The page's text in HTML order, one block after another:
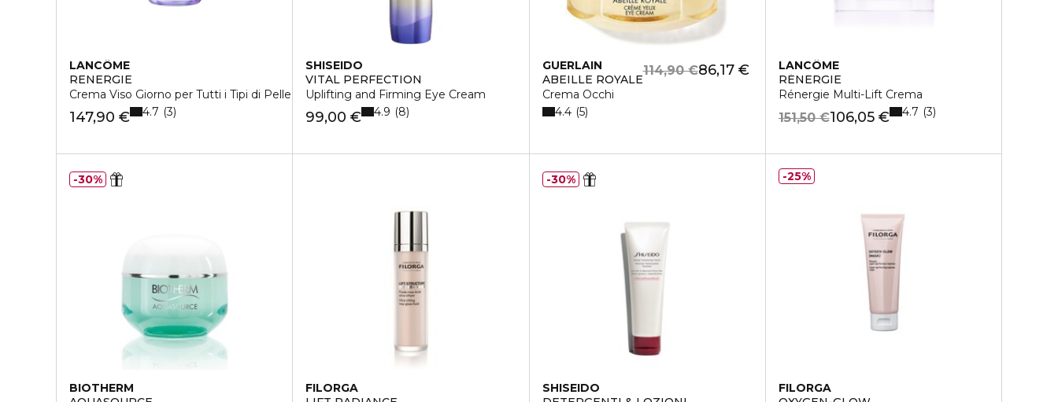
LANCÔME
RENERGIE
Crema Viso Giorno per Tutti i Tipi di Pelle
147,90 € 4.7 3
SHISEIDO
VITAL PERFECTION
Uplifting and Firming Eye Cream
99,00 € 4.9 8
GUERLAIN
ABEILLE ROYALE
Crema Occhi
86,17 €
114,90 €
4.4 5
LANCÔME
RÉNERGIE
Rénergie Multi-Lift Crema
106,05 €
151,50 € 4.7 3
BIOTHERM
30%
FILORGA
SHISEIDO
30%
FILORGA
25%